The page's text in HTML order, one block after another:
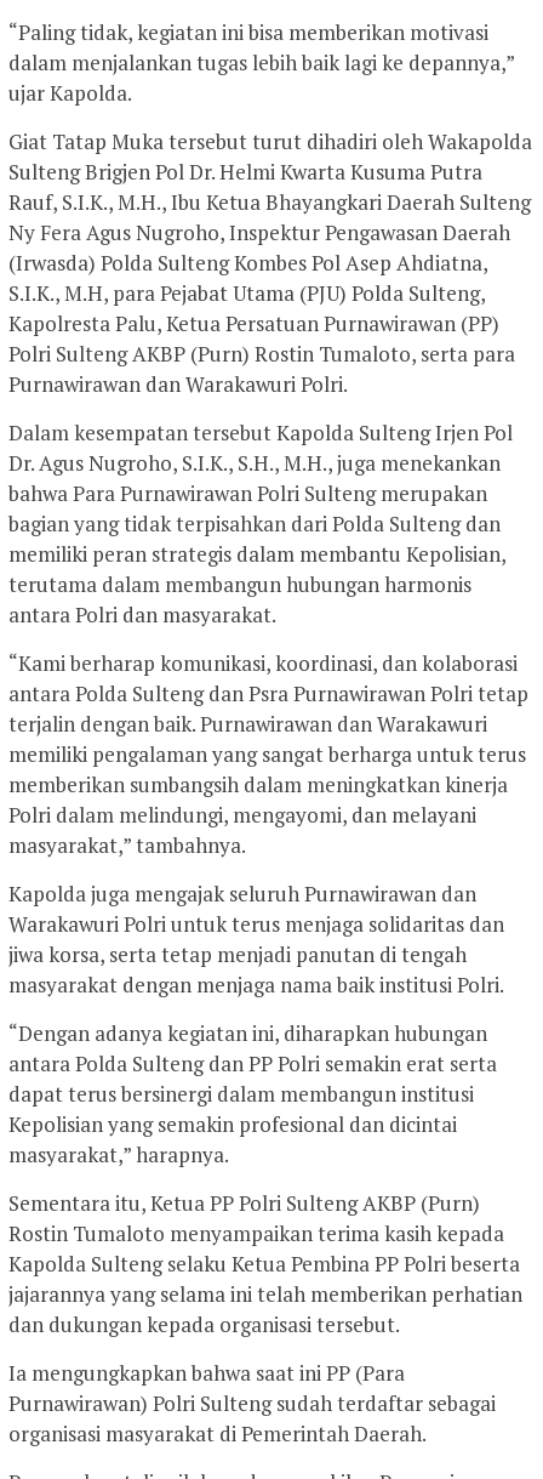
“Paling tidak, kegiatan ini bisa memberikan motivasi
dalam menjalankan tugas lebih baik lagi ke depannya,”
ujar Kapolda.
Giat Tatap Muka tersebut turut dihadiri oleh Wakapolda
Sulteng Brigjen Pol Dr. Helmi Kwarta Kusuma Putra
Rauf, S.I.K., M.H., Ibu Ketua Bhayangkari Daerah Sulteng
Ny Fera Agus Nugroho, Inspektur Pengawasan Daerah
(Irwasda) Polda Sulteng Kombes Pol Asep Ahdiatna,
S.I.K., M.H, para Pejabat Utama (PJU) Polda Sulteng,
Kapolresta Palu, Ketua Persatuan Purnawirawan (PP)
Polri Sulteng AKBP (Purn) Rostin Tumaloto, serta para
Purnawirawan dan Warakawuri Polri.
Dalam kesempatan tersebut Kapolda Sulteng Irjen Pol
Dr. Agus Nugroho, S.I.K., S.H., M.H., juga menekankan
bahwa Para Purnawirawan Polri Sulteng merupakan
bagian yang tidak terpisahkan dari Polda Sulteng dan
memiliki peran strategis dalam membantu Kepolisian,
terutama dalam membangun hubungan harmonis
antara Polri dan masyarakat.
“Kami berharap komunikasi, koordinasi, dan kolaborasi
antara Polda Sulteng dan Psra Purnawirawan Polri tetap
terjalin dengan baik. Purnawirawan dan Warakawuri
memiliki pengalaman yang sangat berharga untuk terus
memberikan sumbangsih dalam meningkatkan kinerja
Polri dalam melindungi, mengayomi, dan melayani
masyarakat,” tambahnya.
Kapolda juga mengajak seluruh Purnawirawan dan
Warakawuri Polri untuk terus menjaga solidaritas dan
jiwa korsa, serta tetap menjadi panutan di tengah
masyarakat dengan menjaga nama baik institusi Polri.
“Dengan adanya kegiatan ini, diharapkan hubungan
antara Polda Sulteng dan PP Polri semakin erat serta
dapat terus bersinergi dalam membangun institusi
Kepolisian yang semakin profesional dan dicintai
masyarakat,” harapnya.
Sementara itu, Ketua PP Polri Sulteng AKBP (Purn)
Rostin Tumaloto menyampaikan terima kasih kepada
Kapolda Sulteng selaku Ketua Pembina PP Polri beserta
jajarannya yang selama ini telah memberikan perhatian
dan dukungan kepada organisasi tersebut.
Ia mengungkapkan bahwa saat ini PP (Para
Purnawirawan) Polri Sulteng sudah terdaftar sebagai
organisasi masyarakat di Pemerintah Daerah.